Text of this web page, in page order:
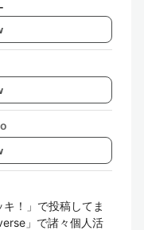
！」で投稿してま
」で諸々個人活